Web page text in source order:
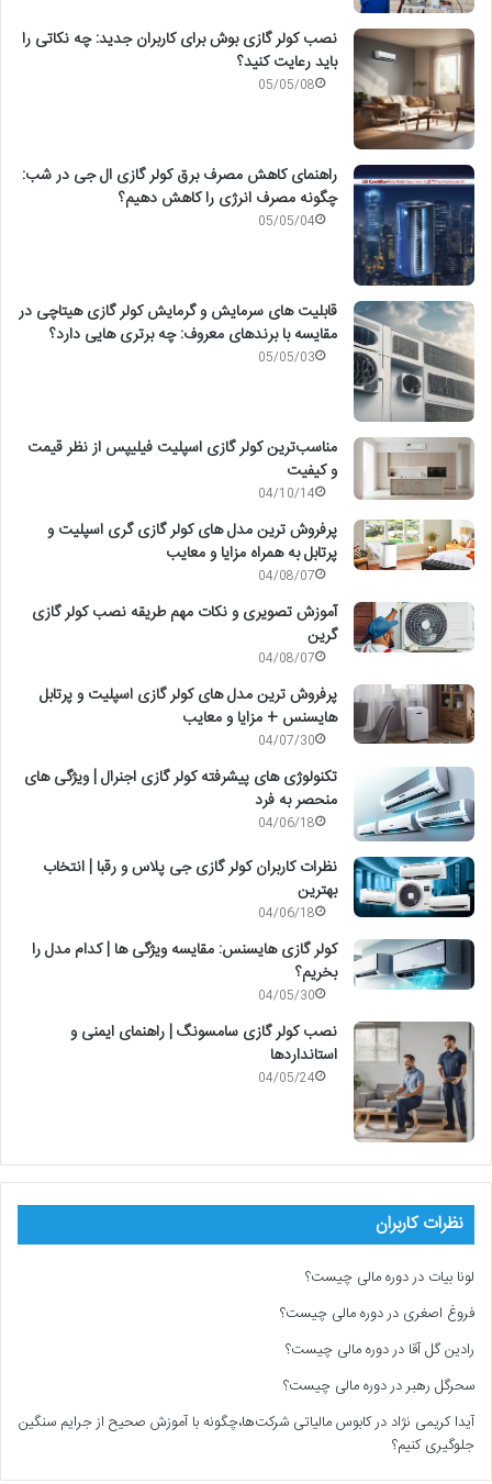
نصب کولر گازی بوش برای کاربران جدید: چه نکاتی را
باید رعایت کنید؟
05/05/08
راهنمای کاهش مصرف برق کولر گازی ال جی در شب:
چگونه مصرف انرژی را کاهش دهیم؟
05/05/04
قابلیت های سرمایش و گرمایش کولر گازی هیتاچی در
مقایسه با برندهای معروف: چه برتری هایی دارد؟
05/05/03
مناسب‌ترین کولر گازی اسپلیت فیلیپس از نظر قیمت
و کیفیت
04/10/14
پرفروش ترین مدل های کولر گازی گری اسپلیت و
پرتابل به همراه مزایا و معایب
04/08/07
آموزش تصویری و نکات مهم طریقه نصب کولر گازی
گرین
04/08/07
پرفروش ترین مدل های کولر گازی اسپلیت و پرتابل
هایسنس + مزایا و معایب
04/07/30
تکنولوژی های پیشرفته کولر گازی اجنرال | ویژگی های
منحصر به فرد
04/06/18
نظرات کاربران کولر گازی جی پلاس و رقبا | انتخاب
بهترین
04/06/18
کولر گازی هایسنس: مقایسه ویژگی ها | کدام مدل را
بخریم؟
04/05/30
نصب کولر گازی سامسونگ | راهنمای ایمنی و
استانداردها
04/05/24
نظرات کاربران
لونا بیات دردوره مالی چیست؟
فروغ اصغری دردوره مالی چیست؟
رادین گل آقا دردوره مالی چیست؟
سحرگل رهبردردوره مالی چیست؟
آیدا کریمی نژاد درکابوس مالیاتی شرکت‌ها،چگونه با آموزش صحیح از جرایم سنگین
جلوگیری کنیم؟